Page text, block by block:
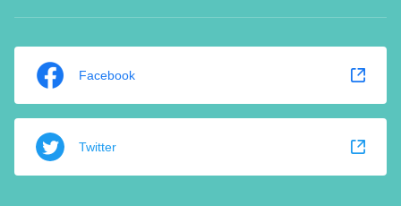
Facebook
Twitter